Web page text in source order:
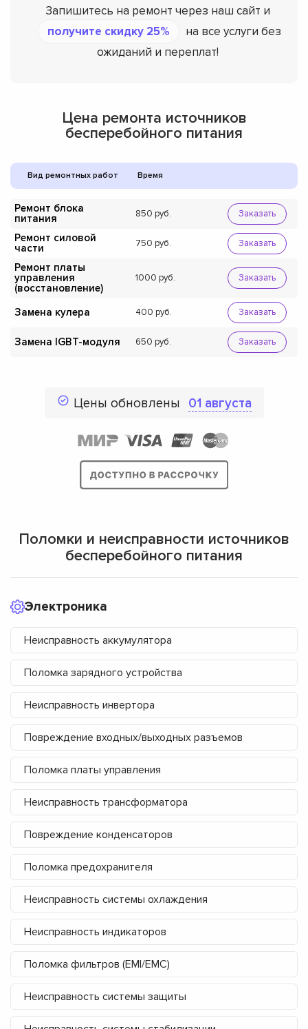
Запишитесь на ремонт через наш сайт и
получите скидку 25%
на все услуги без
ожиданий и переплат!
Цена ремонта источников
бесперебойного питания
Вид ремонтных работ Время
Ремонт блока
питания
850 Заказать
Ремонт силовой
части
750 Заказать
Ремонт платы
управления
(восстановление)
1000 Заказать
Замена кулера 400 Заказать
Замена IGBT-модуля 650 Заказать
Цены обновлены 01 августа
Поломки и неисправности источников
бесперебойного питания
Электроника
Неисправность аккумулятора
Поломка зарядного устройства
Неисправность инвертора
Повреждение входных/выходных разъемов
Поломка платы управления
Неисправность трансформатора
Повреждение конденсаторов
Поломка предохранителя
Неисправность системы охлаждения
Неисправность индикаторов
Поломка фильтров (EMI/EMC)
Неисправность системы защиты